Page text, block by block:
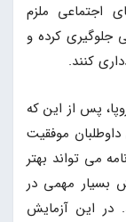
اجتماعی ملزم
جلوگیری کرده و
کنند.
پس از این که
موفقیت
می تواند بهتر
بسیار مهمی در
در این آزمایش